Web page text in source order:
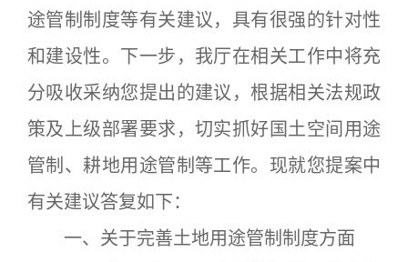
途管制制度等有关建议，具有很强的针对性
和建设性。下一步，我厅在相关工作中将充
分吸收采纳您提出的建议，根据相关法规政
策及上级部署要求，切实抓好国土空间用途
管制、耕地用途管制等工作。现就您提案中
有关建议答复如下：
一、关于完善土地用途管制制度方面